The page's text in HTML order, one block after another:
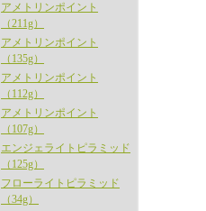
アメトリンポイント
（211g）
アメトリンポイント
（135g）
アメトリンポイント
（112g）
アメトリンポイント
（107g）
エンジェライトピラミッド
（125g）
フローライトピラミッド
（34g）